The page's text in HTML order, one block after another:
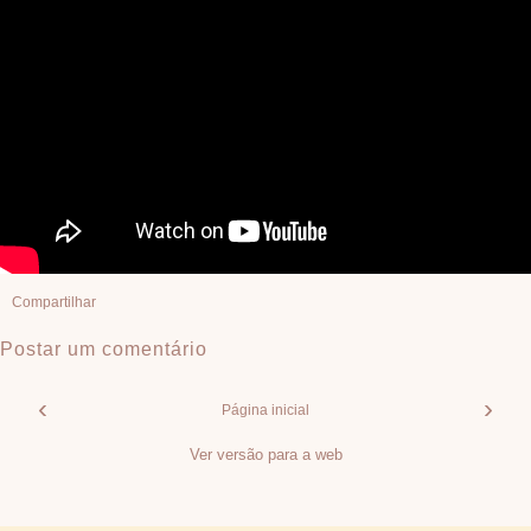
Compartilhar
Postar um comentário
‹ ›
Página inicial
Ver versão para a web